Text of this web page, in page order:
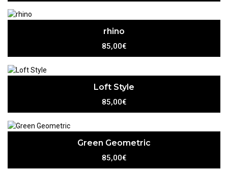
rhino
85,00€
Loft Style
85,00€
Green Geometric
85,00€